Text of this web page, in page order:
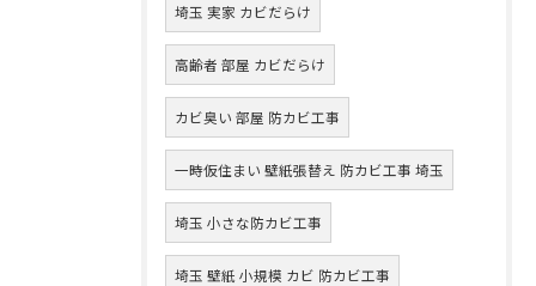
埼玉 実家 カビだらけ
高齢者 部屋 カビだらけ
カビ臭い 部屋 防カビ工事
一時仮住まい 壁紙張替え 防カビ工事 埼玉
埼玉 小さな防カビ工事
埼玉 壁紙 小規模 カビ 防カビ工事